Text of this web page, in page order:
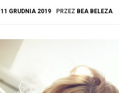
11 GRUDNIA 2019 PRZEZ BEA BELEZA